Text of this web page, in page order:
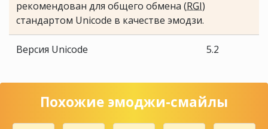
рекомендован для общего обмена (RGI)
стандартом Unicode в качестве эмодзи.
Версия Unicode 5.2
Похожие эмоджи-смайлы